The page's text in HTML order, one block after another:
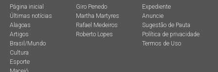
Página inicial
Últimas notícias
Alagoas
Artigos
Brasil/Mundo
Cultura
Esporte
Giro Penedo
Martha Martyres
Rafael Medeiros
Roberto Lopes
Expediente
Anuncie
Sugestão de Pauta
Política de privacidade
Termos de Uso